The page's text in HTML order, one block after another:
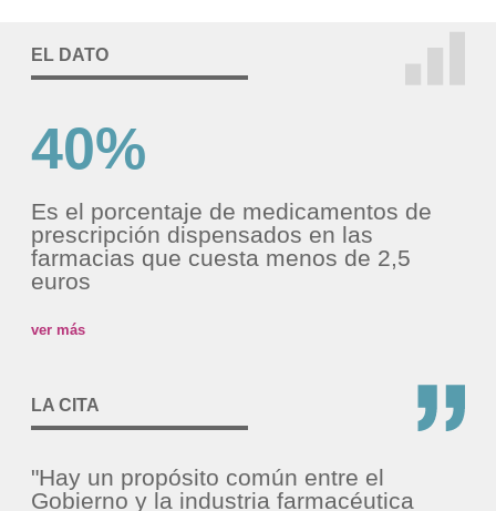
EL DATO
40%
Es el porcentaje de medicamentos de
prescripción dispensados en las
farmacias que cuesta menos de 2,5
euros
ver más
LA CITA
"Hay un propósito común entre el
Gobierno y la industria farmacéutica